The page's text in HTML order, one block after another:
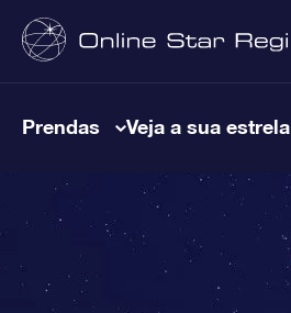
Prendas Veja a sua estrela